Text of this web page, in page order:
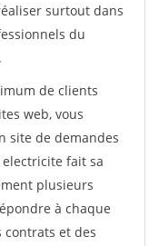
surtout dans
du
de clients
web, vous
site de demandes
fait sa
plusieurs
à chaque
contrats et des